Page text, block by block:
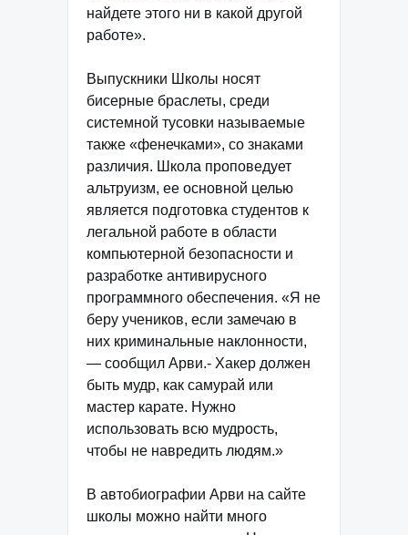
найдете этого ни в какой другой
работе».
Выпускники Школы носят
бисерные браслеты, среди
системной тусовки называемые
также «фенечками», со знаками
различия. Школа проповедует
альтруизм, ее основной целью
является подготовка студентов к
легальной работе в области
компьютерной безопасности и
разработке антивирусного
программного обеспечения. «Я не
беру учеников, если замечаю в
них криминальные наклонности,
— сообщил Арви.- Хакер должен
быть мудр, как самурай или
мастер карате. Нужно
использовать всю мудрость,
чтобы не навредить людям.»
В автобиографии Арви на сайте
школы можно найти много